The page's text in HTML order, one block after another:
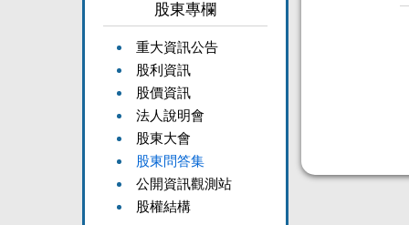
股東專欄
重大資訊公告
股利資訊
股價資訊
法人說明會
股東大會
股東問答集
公開資訊觀測站
股權結構